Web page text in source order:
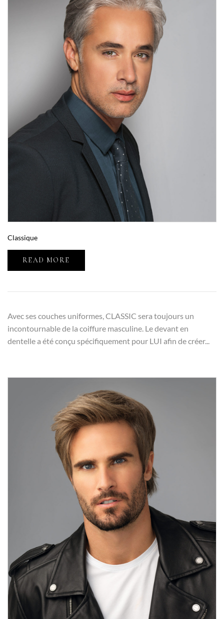
Classique
READ MORE
Avec ses couches uniformes, CLASSIC sera toujours un
incontournable de la coiffure masculine. Le devant en
dentelle a été conçu spécifiquement pour LUI afin de créer...